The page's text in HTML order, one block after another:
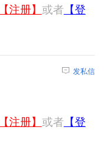
【注册】 或者 【登
发私信
【注册】 或者 【登